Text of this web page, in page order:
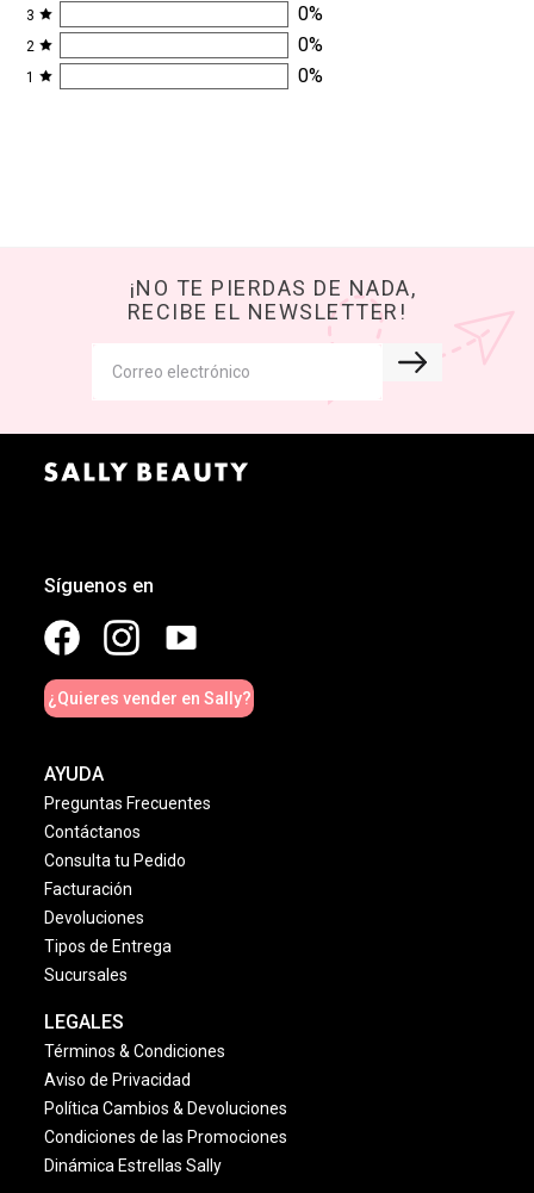
3 0%
2 0%
1 0%
¡NO TE PIERDAS DE NADA,
RECIBE EL NEWSLETTER!
Síguenos en
¿Quieres vender en Sally?
AYUDA
Preguntas Frecuentes
Contáctanos
Consulta tu Pedido
Facturación
Devoluciones
Tipos de Entrega
Sucursales
LEGALES
Términos & Condiciones
Aviso de Privacidad
Política Cambios & Devoluciones
Condiciones de las Promociones
Dinámica Estrellas Sally